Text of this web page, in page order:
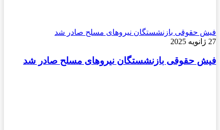
فیش حقوقی بازنشستگان نیروهای مسلح صادر شد
27 ژانویه 2025
فیش حقوقی بازنشستگان نیروهای مسلح صادر شد